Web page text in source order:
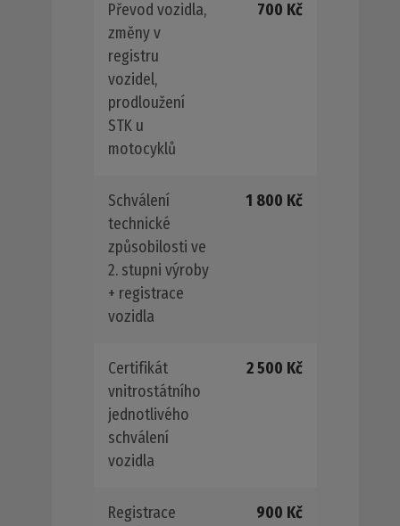
Převod vozidla,
změny v
registru
vozidel,
prodloužení
STK u
motocyklů
700 Kč
Schválení
technické
způsobilosti ve
2. stupni výroby
+ registrace
vozidla
1 800 Kč
Certifikát
vnitrostátního
jednotlivého
schválení
vozidla
2 500 Kč
Registrace
900 Kč